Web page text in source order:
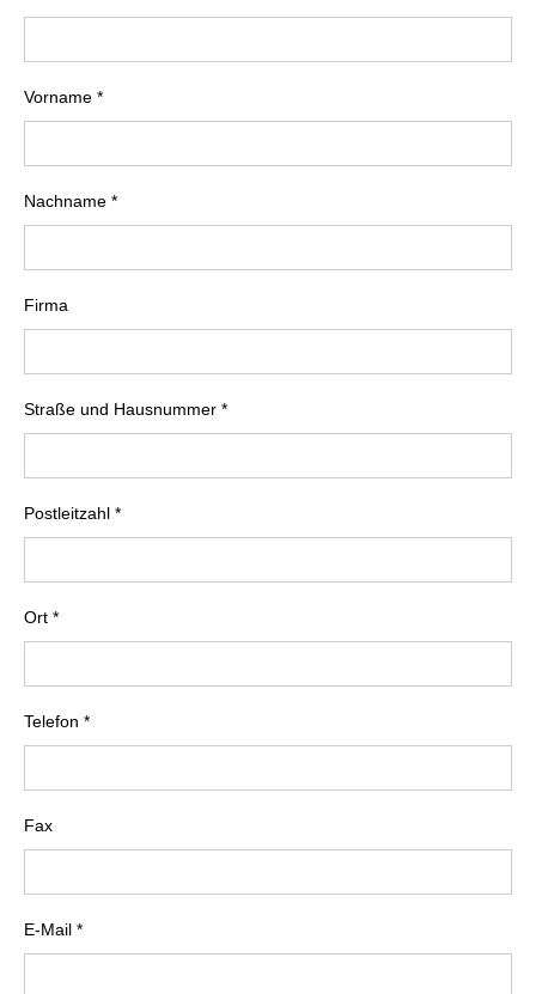
Vorname *
Nachname *
Firma
Straße und Hausnummer *
Postleitzahl *
Ort *
Telefon *
Fax
E-Mail *